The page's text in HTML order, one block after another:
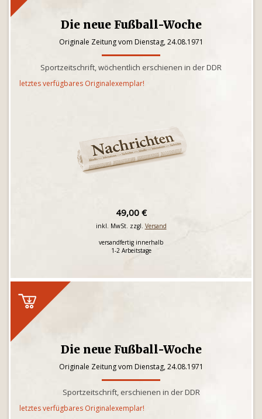
Die neue Fußball-Woche
Originale Zeitung vom Dienstag, 24.08.1971
Sportzeitschrift, wöchentlich erschienen in der DDR
letztes verfügbares Originalexemplar!
49,00 €
inkl. MwSt. zzgl. Versand
versandfertig innerhalb
1-2 Arbeitstage
Die neue Fußball-Woche
Originale Zeitung vom Dienstag, 24.08.1971
Sportzeitschrift, erschienen in der DDR
letztes verfügbares Originalexemplar!